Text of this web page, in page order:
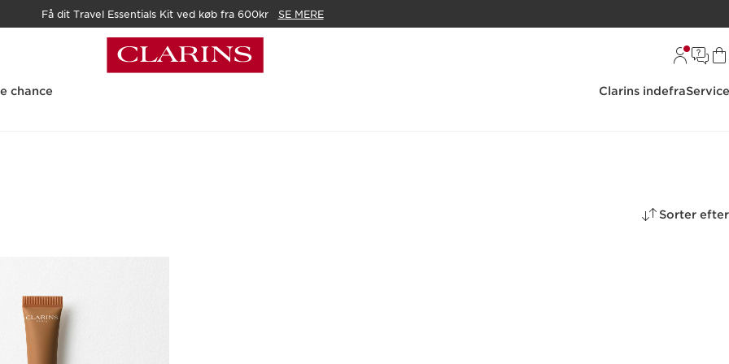
Få dit Travel Essentials Kit ved køb fra 600kr SE MERE
chance Clarins indefra
Sorter efter